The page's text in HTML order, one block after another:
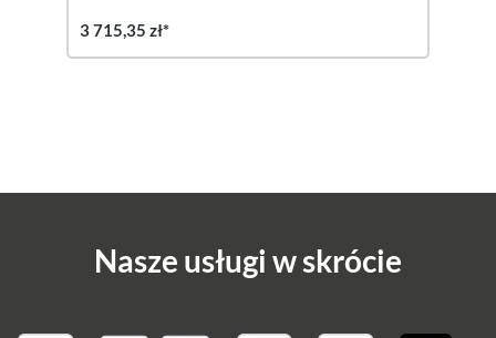
3 715,35 zł*
Nasze usługi w skrócie